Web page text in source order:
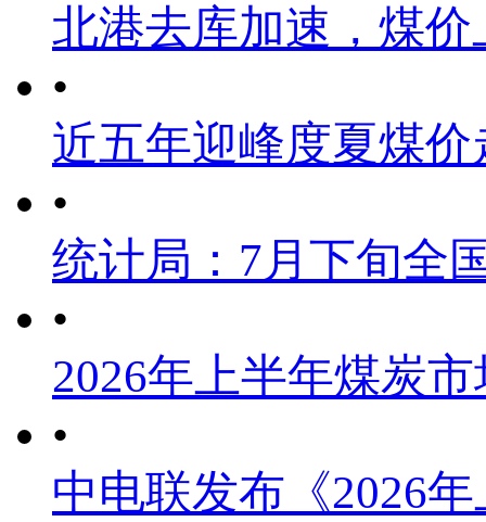
北港去库加速，煤
•
近五年迎峰度夏煤价
•
统计局：7月下旬全
•
2026年上半年煤炭
•
中电联发布《2026